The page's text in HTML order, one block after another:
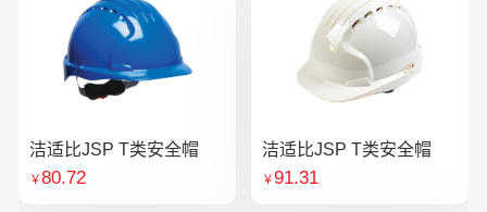
洁适比JSP T类安全帽
￥80.72
洁适比JSP T类安全帽
￥91.31